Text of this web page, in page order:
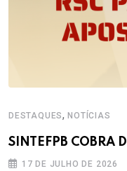
DESTAQUES,NOTÍCIAS
SINTEFPB COBRA
17 DE JULHO DE 2026